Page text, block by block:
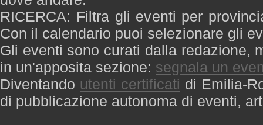
RICERCA: Filtra gli eventi per
Con il calendario puoi selezionare gli
Gli eventi sono curati dalla redazione,
in un'apposita sezione: segnala un
Diventando utenti certificati di Emilia-
di pubblicazione autonoma di eventi,